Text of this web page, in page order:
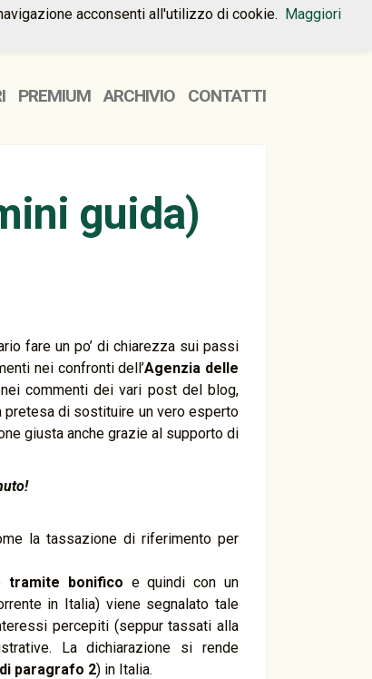
HOME PREMIUM CONTATTI
PREMIUM ARCHIVIO CONTATTI
guida)
fare un po’ di chiarezza sui passi
nei confronti dell’Agenzia delle
commenti dei vari post del blog,
pretesa di sostituire un vero esperto
giusta anche grazie al supporto di
la tassazione di riferimento per
tramite bonifico e quindi con un
in Italia) viene segnalato tale
percepiti (seppur tassati alla
La dichiarazione si rende
paragrafo 2) in Italia.
acconsenti all'utilizzo di cookie. Maggiori